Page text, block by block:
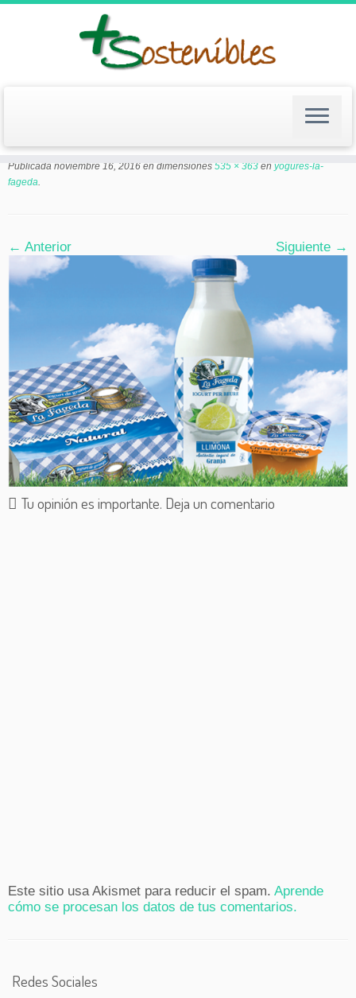
Publicada noviembre 16, 2016 en dimensiones 535 × 363 en yogures-la-
fageda.
← Anterior Siguiente →
Tu opinión es importante. Deja un comentario
Este sitio usa Akismet para reducir el spam. Aprende
cómo se procesan los datos de tus comentarios.
Redes Sociales